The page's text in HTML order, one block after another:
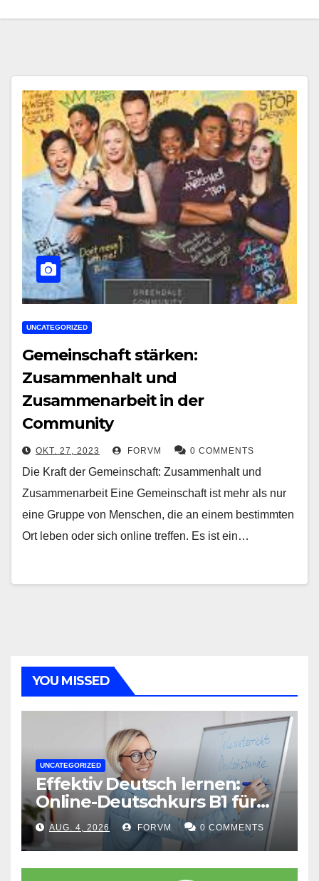
UNCATEGORIZED
Gemeinschaft stärken:
Zusammenhalt und
Zusammenarbeit in der
Community
OKT. 27, 2023 FORVM 0 COMMENTS
Die Kraft der Gemeinschaft: Zusammenhalt und
Zusammenarbeit Eine Gemeinschaft ist mehr als nur
eine Gruppe von Menschen, die an einem bestimmten
Ort leben oder sich online treffen. Es ist ein…
YOU MISSED
UNCATEGORIZED
Effektiv Deutsch lernen:
Online-Deutschkurs B1 für
flexible Lernerfolge
AUG. 4, 2026 FORVM 0 COMMENTS